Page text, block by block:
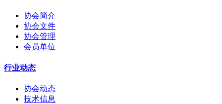
协会简介
协会文件
协会管理
会员单位
行业动态
协会动态
技术信息